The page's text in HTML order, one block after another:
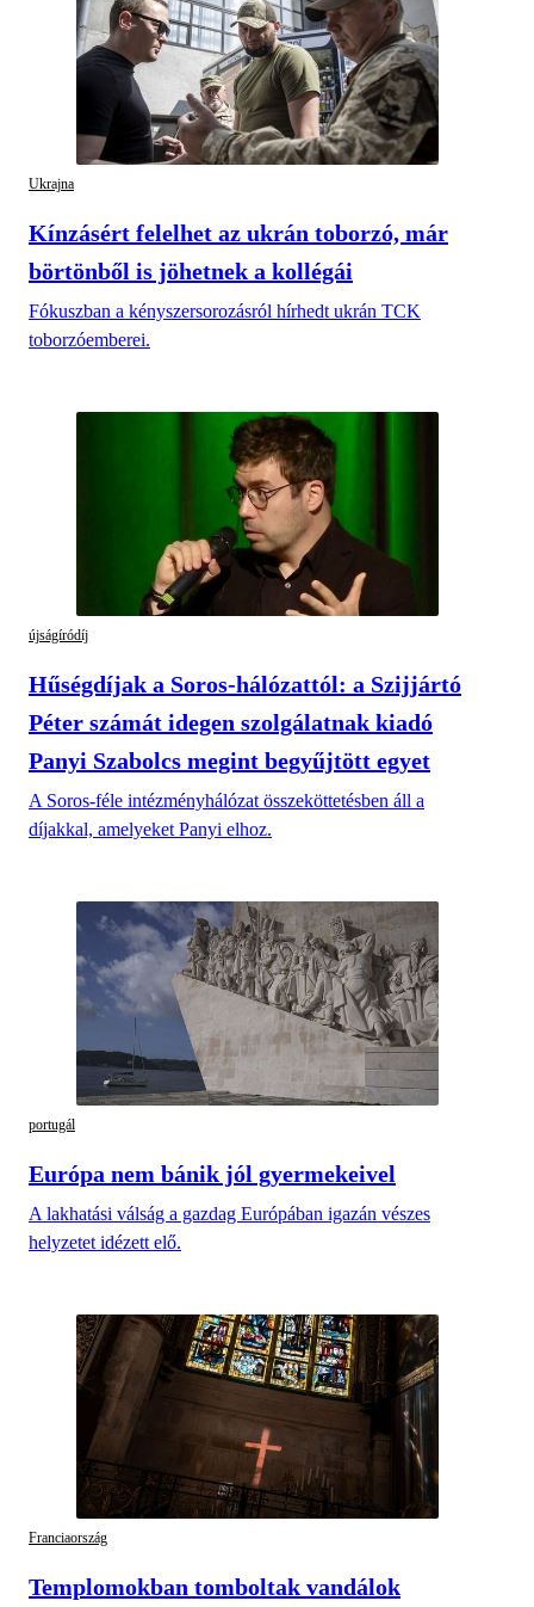
Ukrajna
Kínzásért felelhet az ukrán toborzó, már
börtönből is jöhetnek a kollégái
Fókuszban a kényszersorozásról hírhedt ukrán TCK
toborzóemberei.
újságíródíj
Hűségdíjak a Soros-hálózattól: a Szijjártó
Péter számát idegen szolgálatnak kiadó
Panyi Szabolcs megint begyűjtött egyet
A Soros-féle intézményhálózat összeköttetésben áll a
díjakkal, amelyeket Panyi elhoz.
portugál
Európa nem bánik jól gyermekeivel
A lakhatási válság a gazdag Európában igazán vészes
helyzetet idézett elő.
Franciaország
Templomokban tomboltak vandálok